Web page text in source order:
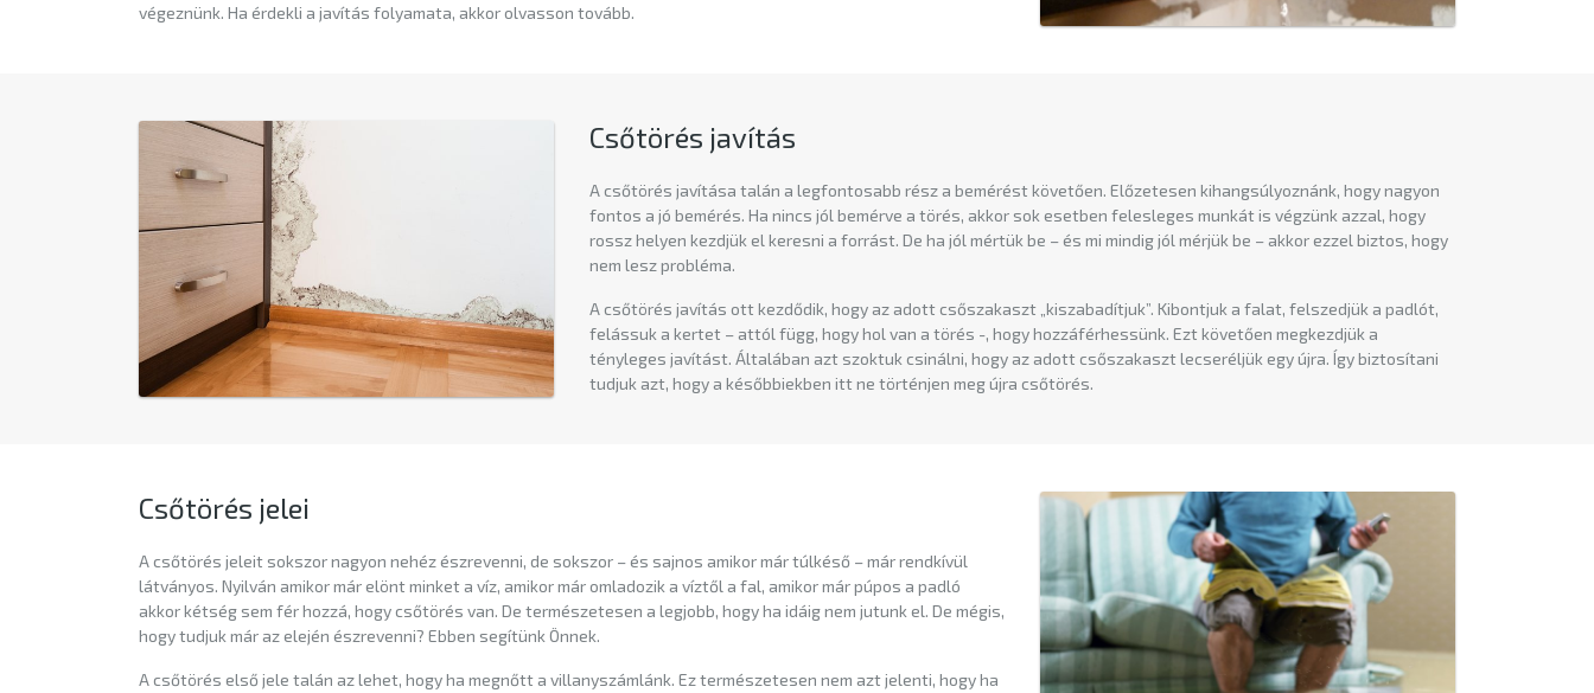
végeznünk. Ha érdekli a javítás folyamata, akkor olvasson tovább.
Csőtörés javítás
A csőtörés javítása talán a legfontosabb rész a bemérést követően. Előzetesen kihangsúlyoznánk, hogy nagyon
fontos a jó bemérés. Ha nincs jól bemérve a törés, akkor sok esetben felesleges munkát is végzünk azzal, hogy
rossz helyen kezdjük el keresni a forrást. De ha jól mértük be – és mi mindig jól mérjük be – akkor ezzel biztos, hogy
nem lesz probléma.
A csőtörés javítás ott kezdődik, hogy az adott csőszakaszt „kiszabadítjuk”. Kibontjuk a falat, felszedjük a padlót,
felássuk a kertet – attól függ, hogy hol van a törés -, hogy hozzáférhessünk. Ezt követően megkezdjük a
tényleges javítást. Általában azt szoktuk csinálni, hogy az adott csőszakaszt lecseréljük egy újra. Így biztosítani
tudjuk azt, hogy a későbbiekben itt ne történjen meg újra csőtörés.
Csőtörés jelei
A csőtörés jeleit sokszor nagyon nehéz észrevenni, de sokszor – és sajnos amikor már túlkéső – már rendkívül
látványos. Nyilván amikor már elönt minket a víz, amikor már omladozik a víztől a fal, amikor már púpos a padló
akkor kétség sem fér hozzá, hogy csőtörés van. De természetesen a legjobb, hogy ha idáig nem jutunk el. De mégis,
hogy tudjuk már az elején észrevenni? Ebben segítünk Önnek.
A csőtörés első jele talán az lehet, hogy ha megnőtt a villanyszámlánk. Ez természetesen nem azt jelenti, hogy ha